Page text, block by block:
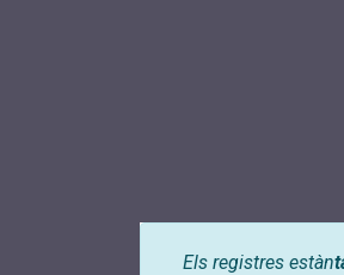
Els registres estàn